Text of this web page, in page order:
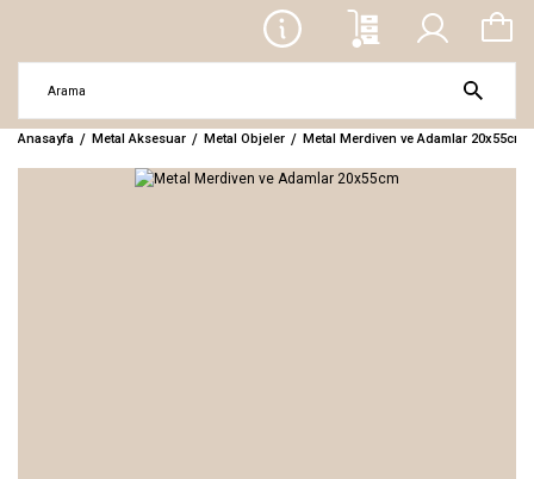
Anasayfa Metal Aksesuar Metal Objeler Metal Merdiven ve Adamlar 20x55cm